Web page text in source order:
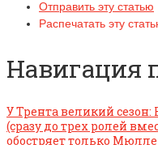
Отправить эту статью
Распечатать эту
Навигация
У Трента великий
(сразу до трех ролей
обостряет только